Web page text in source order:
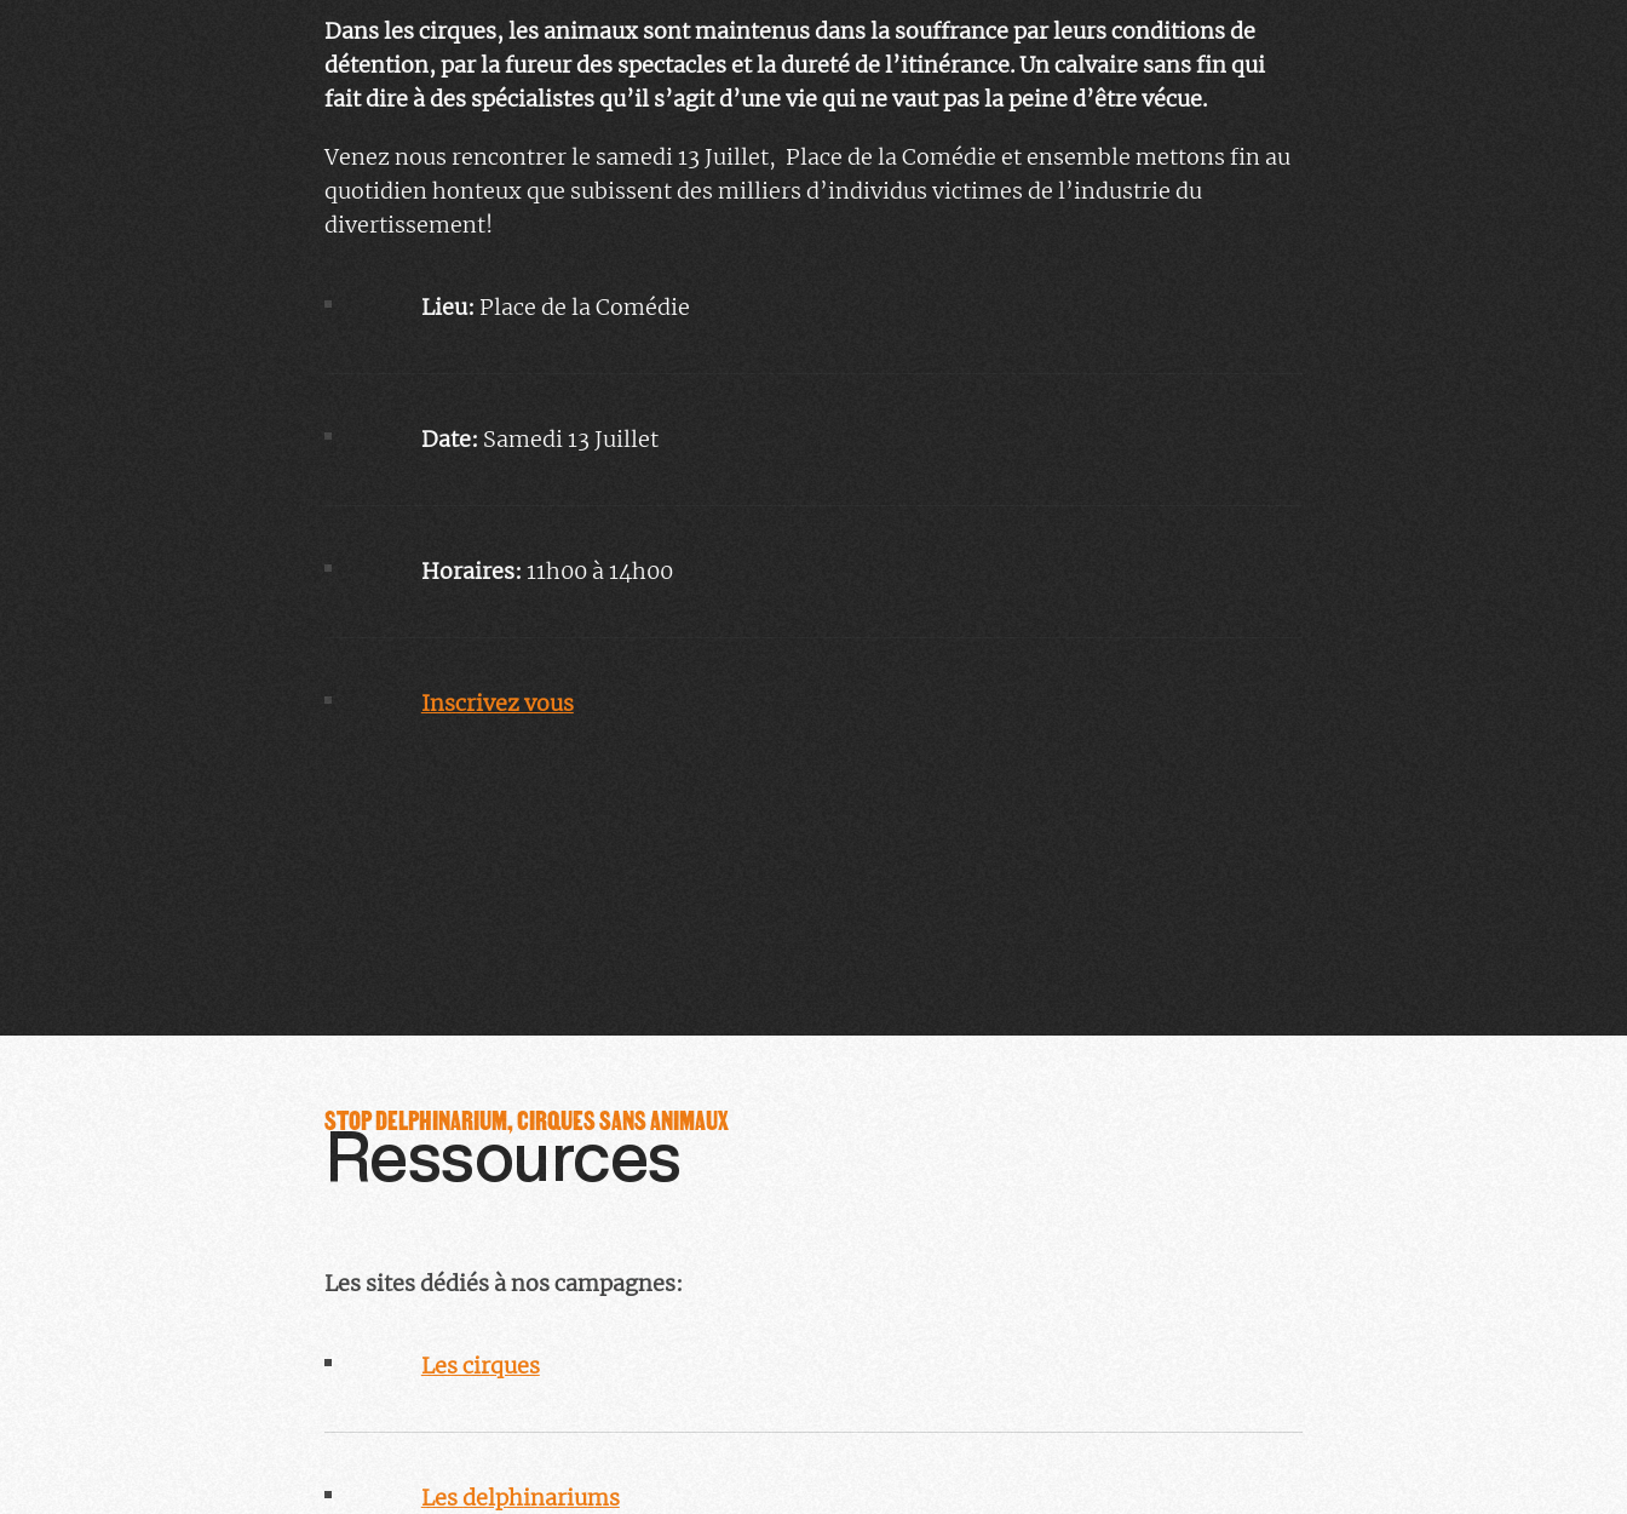
Dans les cirques, les animaux sont maintenus dans la souffrance par leurs conditions de
détention, par la fureur des spectacles et la dureté de l’itinérance. Un calvaire sans fin qui
fait dire à des spécialistes qu’il s’agit d’une vie qui ne vaut pas la peine d’être vécue.
Venez nous rencontrer le samedi 13 Juillet, Place de la Comédie et ensemble mettons fin au
quotidien honteux que subissent des milliers d’individus victimes de l’industrie du
divertissement!
Lieu: Place de la Comédie
Date: Samedi 13 Juillet
Horaires: 11h00 à 14h00
Inscrivez vous
STOP DELPHINARIUM, CIRQUES SANS ANIMAUX
Ressources
Les sites dédiés à nos campagnes:
Les cirques
Les delphinariums